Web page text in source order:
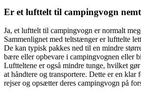
Er et lufttelt til campingvogn
Ja, et lufttelt til campingvogn er normalt
Sammenlignet med teltstænger er lufttelte
De kan typisk pakkes ned til en mindre
bære eller opbevare i campingvognen eller
Luftteltene er også mindre tunge, hvilket
at håndtere og transportere. Dette er en klar
rejser og opsætter deres campingvogn på